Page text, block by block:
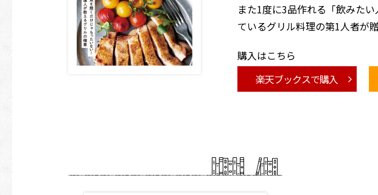
また1度に3品作れる「飲みた
ているグリル料理の第1人者が
購入はこちら
楽天ブックスで購入